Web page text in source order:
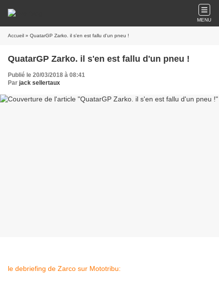
MENU
Accueil » QuatarGP Zarko. il s'en est fallu d'un pneu !
QuatarGP Zarko. il s'en est fallu d'un pneu !
Publié le 20/03/2018 à 08:41
Par jack sellertaux
le debriefing de Zarco sur Mototribu: